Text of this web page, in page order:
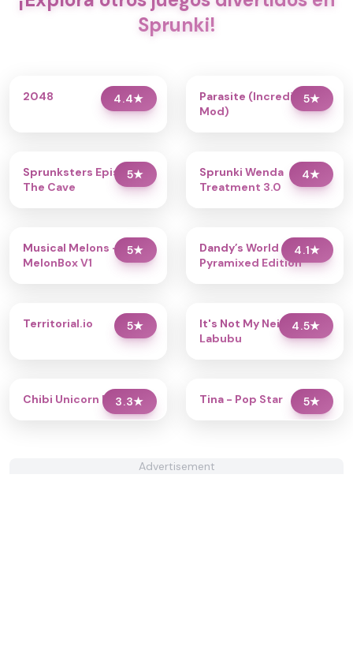
Sprunki!
4.4★
2048 5★
Parasite (Incredibox
Mod)
5★
Sprunksters Episode 2:
The Cave
4★
Sprunki Wenda
Treatment 3.0
5★
Musical Melons –
MelonBox V1
4.1★
Dandy’s World
Pyramixed Edition
5★
Territorial.io 4.5★
It's Not My Neighbor:
Labubu
3.3★
Chibi Unicorn Dress Up 5★
Tina - Pop Star
Advertisement